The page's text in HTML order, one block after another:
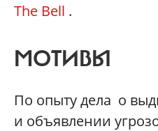
The Bell .
МОТИВЫ
По опыту дела о
и объявлении